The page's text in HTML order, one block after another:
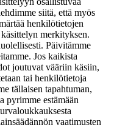
siitä, että myös
henkilötietojen
merkityksen.
Päivitämme
Jos kaikista
joutuvat vääriin käsiin,
tai henkilötietoja
tällaisen tapahtuman,
pyrimme estämään
vaatimusten